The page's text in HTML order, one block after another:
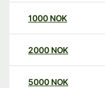
1000 NOK
2000 NOK
5000 NOK